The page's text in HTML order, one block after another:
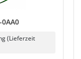
(Lieferzeit